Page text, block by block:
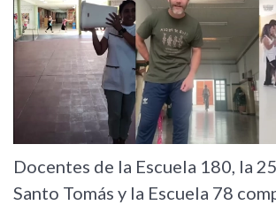
Docentes de la Escuela 180, la
Santo Tomás y la Escuela 78